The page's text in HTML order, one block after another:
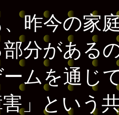
昨今の家
分がある
ームを通じ
」という